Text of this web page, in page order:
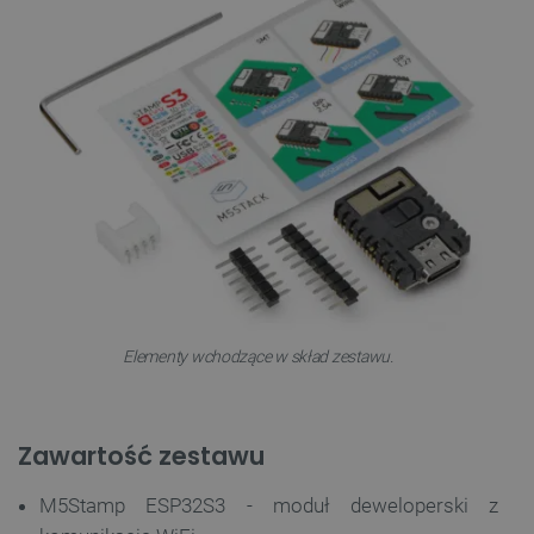
Elementy wchodzące w skład zestawu.
Zawartość zestawu
M5Stamp ESP32S3 - moduł deweloperski z
Nazwa
PrestaShop-[abcdef0123456789]{32} .botland.com.pl
.botland.com.pl
VISITOR_PRIVACY_METADATA
YouTube
.youtube.com